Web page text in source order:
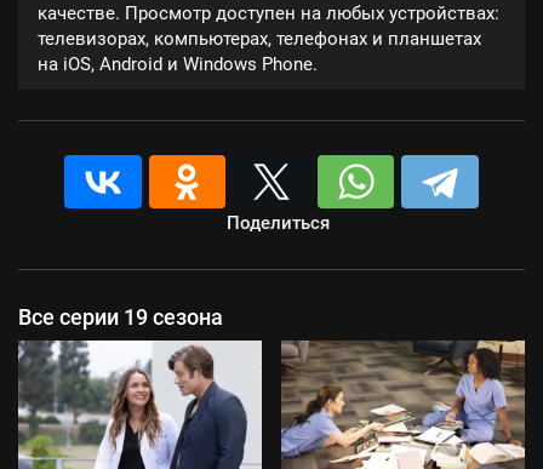
качестве. Просмотр доступен на любых устройствах:
телевизорах, компьютерах, телефонах и планшетах
на iOS, Android и Windows Phone.
Поделиться
Все серии 19 сезона